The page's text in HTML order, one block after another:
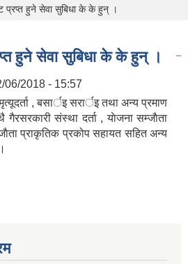
प्रप्त हुने सेवा सुबिधा के क‍े हुन् ।
हुने सेवा सुबिधा के क‍े हुन् ।
06/2018 - 15:57
, बसार्इ सरार्इ तथा अन्य प्रमाण
संस्था दर्ता , याेजना सम्जाैता
प्राकृतिक प्रकोप सहायत सहित अन्य